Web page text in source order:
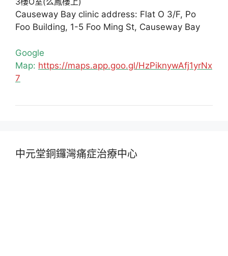
Causeway Bay clinic address: Flat O 3/F, Po
Foo Building, 1-5 Foo Ming St, Causeway Bay
Google
Map: https://maps.app.goo.gl/HzPiknywAfj1yrNx
7
中元堂銅鑼灣痛症治療中心